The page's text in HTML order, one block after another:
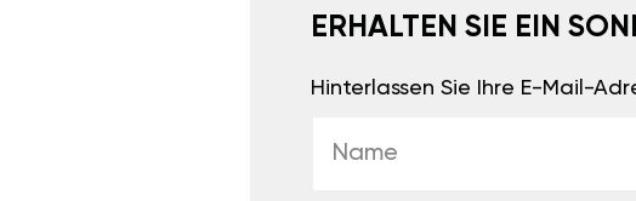
ERHALTEN SIE EIN
Hinterlassen Sie Ihre E-Mail-